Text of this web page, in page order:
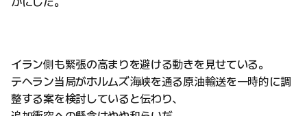
イラン側も緊張の高まりを避ける動きを見せている。
テヘラン当局がホルムズ海峡を通る原油輸送を一時的に調
整する案を検討していると伝わり、